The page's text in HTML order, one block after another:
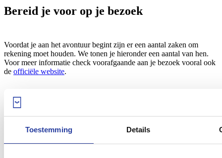
Toestemming Details
Bereid je voor op je bezoek
Voordat je aan het avontuur begint zijn er een aantal zaken om
rekening moet houden. We tonen je hieronder een aantal van hen.
Voor meer informatie check voorafgaande aan je bezoek vooral ook
de officiële website.
Kom je met de kinderenhoud er dan rekening mee dat
kinderen onder de 8 jaar oud geen toegang hebben tot
Caminito del Rey.
Bij lichte regen blijft de Caminito del Rey open maar